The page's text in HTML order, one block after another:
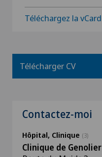
Téléchargez la vCard
Télécharger CV
Contactez-moi
Hôpital, Clinique (3)
Clinique de Genolier